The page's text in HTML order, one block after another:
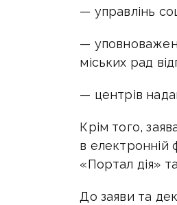
— управлінь
—
міських рад
— центрів
Крім того,
в електронній
«Портал дія»
До заяви та